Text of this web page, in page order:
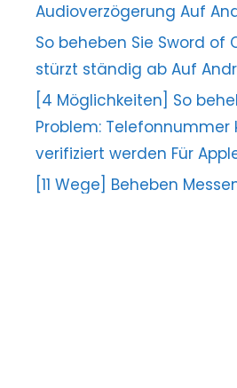
Audioverzögerung Auf
So beheben Sie Sword of
stürzt ständig ab Auf
[4 Möglichkeiten] So
Problem: Telefonnummer
verifiziert werden Für
[11 Wege] Beheben